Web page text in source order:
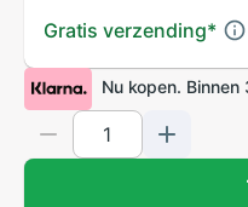
Gratis verzending*
Nu kopen.